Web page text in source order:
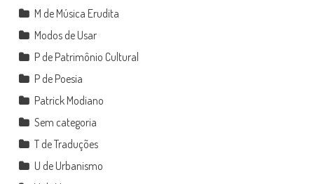
M de Música Erudita
Modos de Usar
P de Patrimônio Cultural
P de Poesia
Patrick Modiano
Sem categoria
T de Traduções
U de Urbanismo